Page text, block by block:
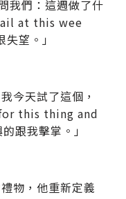
我們：這週做了什
at this wee
望。」
今天試了這個，
this thing and
跟我擊掌。」
物，他重新定義